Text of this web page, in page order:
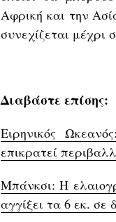
Αφρική και την
συνεχίζεται μέχρι
Διαβάστε επίσης:
Ειρηνικός
επικρατεί
Μπάνκσι: Η
αγγίξει τα 6 εκ. σε